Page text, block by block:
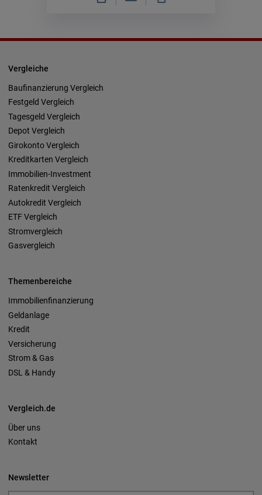
Vergleiche
Baufinanzierung Vergleich
Festgeld Vergleich
Tagesgeld Vergleich
Depot Vergleich
Girokonto Vergleich
Kreditkarten Vergleich
Immobilien-Investment
Ratenkredit Vergleich
Autokredit Vergleich
ETF Vergleich
Stromvergleich
Gasvergleich
Themenbereiche
Immobilienfinanzierung
Geldanlage
Kredit
Versicherung
Strom & Gas
DSL & Handy
Vergleich.de
Über uns
Kontakt
Newsletter